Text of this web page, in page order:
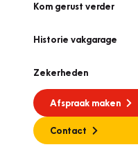
Kom gerust verder
Historie vakgarage
Zekerheden
Afspraak maken
Contact